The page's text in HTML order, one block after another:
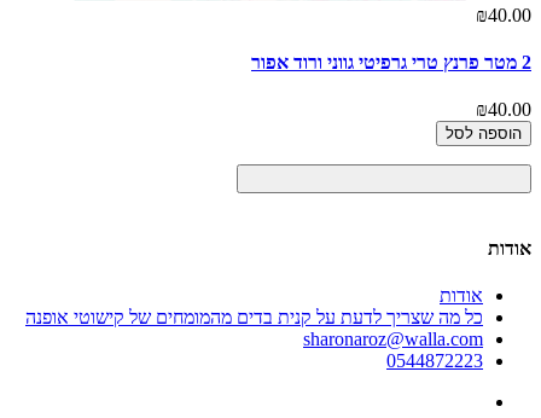
₪40.00
2 מטר פרנץ טרי גרפיטי גווני ורוד אפור
₪40.00
הוספה לסל
אודות
אודות
כל מה שצריך לדעת על קנית בדים מהמומחים של קישוטי אופנה
sharonaroz@walla.com
0544872223